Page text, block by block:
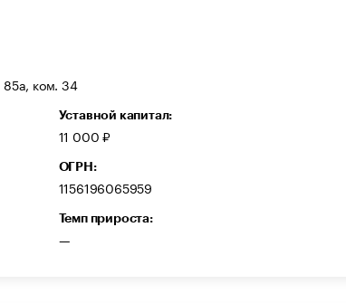
85а, ком. 34
Уставной капитал:
11 000 ₽
ОГРН:
1156196065959
Темп прироста:
—